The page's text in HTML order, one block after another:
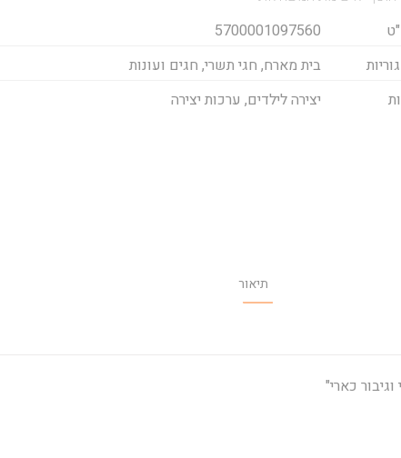
5700001097560
בית מארח, חגי תשרי, חגים ועונות
יצירה לילדים, ערכות יצירה
תיאור
כארי"